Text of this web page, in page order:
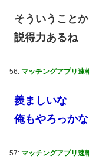
そういうことか
説得力あるね
56: マッチングアプリ速
羨ましいな
俺もやろっかな
57: マッチングアプリ速